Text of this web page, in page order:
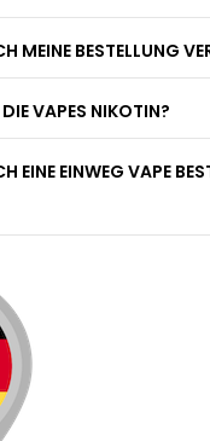
MEINE BESTELLUNG
VAPES NIKOTIN?
EINE EINWEG VAPE